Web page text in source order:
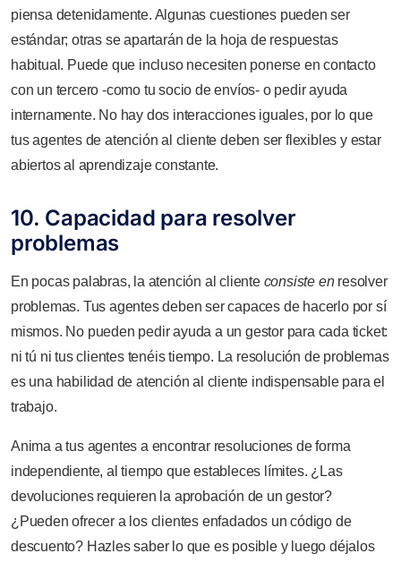
piensa detenidamente. Algunas cuestiones pueden ser
estándar; otras se apartarán de la hoja de respuestas
habitual. Puede que incluso necesiten ponerse en contacto
con un tercero -como tu socio de envíos- o pedir ayuda
internamente. No hay dos interacciones iguales, por lo que
tus agentes de atención al cliente deben ser flexibles y estar
abiertos al aprendizaje constante.
10. Capacidad para resolver
problemas
En pocas palabras, la atención al cliente consiste enresolver
problemas. Tus agentes deben ser capaces de hacerlo por sí
mismos. No pueden pedir ayuda a un gestor para cada ticket:
ni tú ni tus clientes tenéis tiempo. La resolución de problemas
es una habilidad de atención al cliente indispensable para el
trabajo.
Anima a tus agentes a encontrar resoluciones de forma
independiente, al tiempo que estableces límites. ¿Las
devoluciones requieren la aprobación de un gestor?
¿Pueden ofrecer a los clientes enfadados un código de
descuento? Hazles saber lo que es posible y luego déjalos